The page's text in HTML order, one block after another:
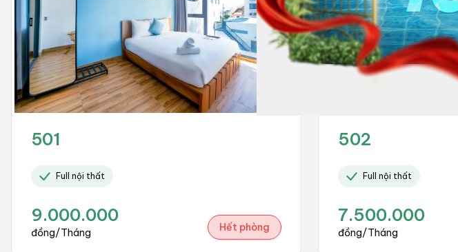
501
Full nội thất
9.000.000
đồng/Tháng Hết phòng
502
Full nội thất
7.500.000
đồng/Tháng